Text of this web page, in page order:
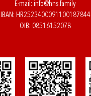
E-mail: info@hns.family
IBAN: HR2523400091100187844
OIB: 08516152078